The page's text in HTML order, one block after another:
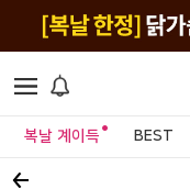
복날 계이득 BEST